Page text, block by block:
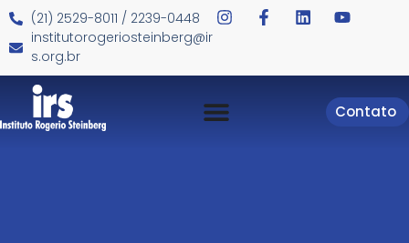
(21) 2529-8011 / 2239-0448
institutorogeriosteinberg@ir
s.org.br
Contato